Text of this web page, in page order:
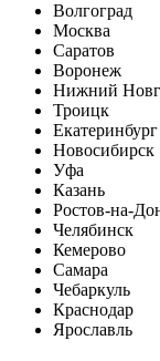
Волгоград
Москва
Саратов
Воронеж
Нижний
Троицк
Екатеринбург
Новосибирск
Уфа
Казань
Ростов-на-
Челябинск
Кемерово
Самара
Чебаркуль
Краснодар
Ярославль